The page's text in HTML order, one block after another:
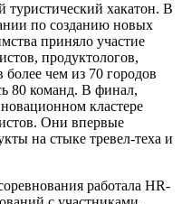
туристический хакатон. В
по созданию новых
приняло участие
продуктологов,
более чем из 70 городов
80 команд. В финал,
кластере
Они впервые
на стыке тревел-теха и
работала HR-